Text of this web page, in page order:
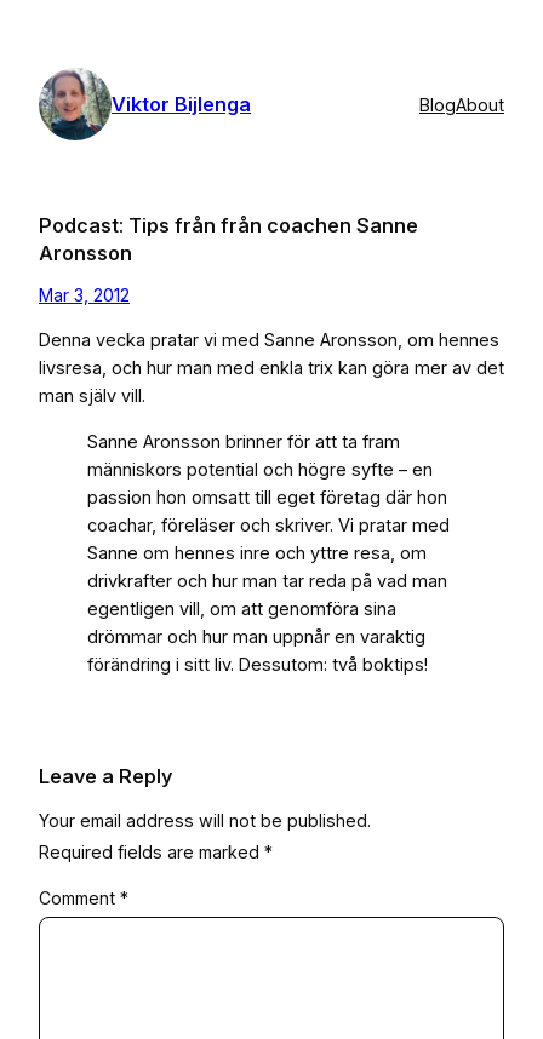
content
Viktor Bijlenga BlogAbout
Podcast: Tips från från coachen Sanne
Aronsson
Mar 3, 2012
Denna vecka pratar vi med Sanne Aronsson, om hennes
livsresa, och hur man med enkla trix kan göra mer av det
man själv vill.
Sanne Aronsson brinner för att ta fram
människors potential och högre syfte – en
passion hon omsatt till eget företag där hon
coachar, föreläser och skriver. Vi pratar med
Sanne om hennes inre och yttre resa, om
drivkrafter och hur man tar reda på vad man
egentligen vill, om att genomföra sina
drömmar och hur man uppnår en varaktig
förändring i sitt liv. Dessutom: två boktips!
Leave a Reply
Your email address will not be published.
Required fields are marked *
Comment *